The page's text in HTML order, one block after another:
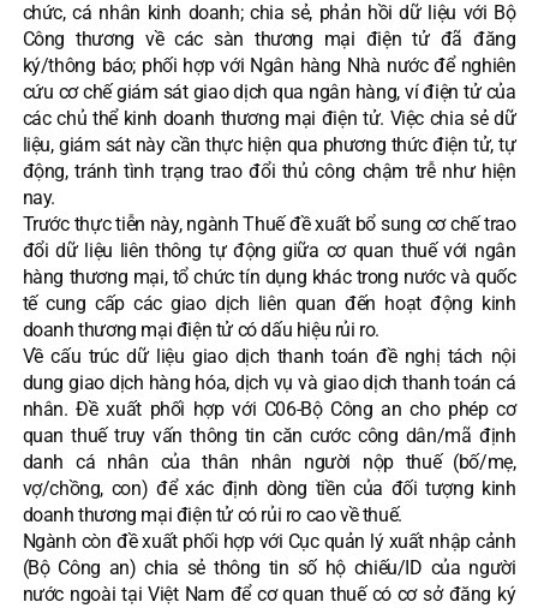
chức, cá nhân kinh doanh; chia sẻ, phản hồi dữ liệu với Bộ
Công thương về các sàn thương mại điện tử đã đăng
ký/thông báo; phối hợp với Ngân hàng Nhà nước để nghiên
cứu cơ chế giám sát giao dịch qua ngân hàng, ví điện tử của
các chủ thể kinh doanh thương mại điện tử. Việc chia sẻ dữ
liệu, giám sát này cần thực hiện qua phương thức điện tử, tự
động, tránh tình trạng trao đổi thủ công chậm trễ như hiện
nay.
Trước thực tiễn này, ngành Thuế đề xuất bổ sung cơ chế trao
đổi dữ liệu liên thông tự động giữa cơ quan thuế với ngân
hàng thương mại, tổ chức tín dụng khác trong nước và quốc
tế cung cấp các giao dịch liên quan đến hoạt động kinh
doanh thương mại điện tử có dấu hiệu rủi ro.
Về cấu trúc dữ liệu giao dịch thanh toán đề nghị tách nội
dung giao dịch hàng hóa, dịch vụ và giao dịch thanh toán cá
nhân. Đề xuất phối hợp với C06-Bộ Công an cho phép cơ
quan thuế truy vấn thông tin căn cước công dân/mã định
danh cá nhân của thân nhân người nộp thuế (bố/mẹ,
vợ/chồng, con) để xác định dòng tiền của đối tượng kinh
doanh thương mại điện tử có rủi ro cao về thuế.
Ngành còn đề xuất phối hợp với Cục quản lý xuất nhập cảnh
(Bộ Công an) chia sẻ thông tin số hộ chiếu/ID của người
nước ngoài tại Việt Nam để cơ quan thuế có cơ sở đăng ký